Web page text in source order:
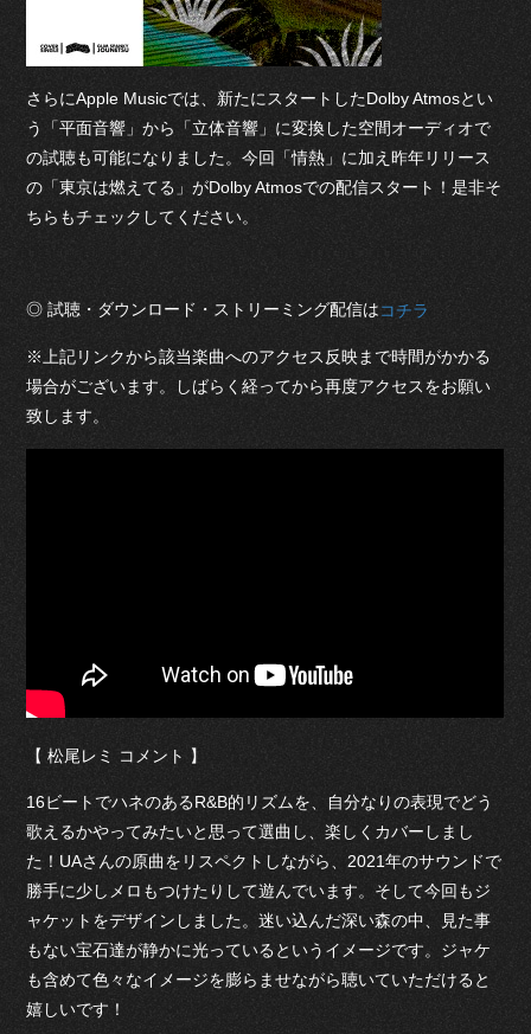
さらにApple Musicでは、新たにスタートしたDolby Atmosとい
う「平面音響」から「立体音響」に変換した空間オーディオで
の試聴も可能になりました。今回「情熱」に加え昨年リリース
の「東京は燃えてる」がDolby Atmosでの配信スタート！是非そ
ちらもチェックしてください。
◎ 試聴・ダウンロード・ストリーミング配信はコチラ
※上記リンクから該当楽曲へのアクセス反映まで時間がかかる
場合がございます。しばらく経ってから再度アクセスをお願い
致します。
【 松尾レミ コメント 】
16ビートでハネのあるR&B的リズムを、自分なりの表現でどう
歌えるかやってみたいと思って選曲し、楽しくカバーしまし
た！UAさんの原曲をリスペクトしながら、2021年のサウンドで
勝手に少しメロもつけたりして遊んでいます。そして今回もジ
ャケットをデザインしました。迷い込んだ深い森の中、見た事
もない宝石達が静かに光っているというイメージです。ジャケ
も含めて色々なイメージを膨らませながら聴いていただけると
嬉しいです！